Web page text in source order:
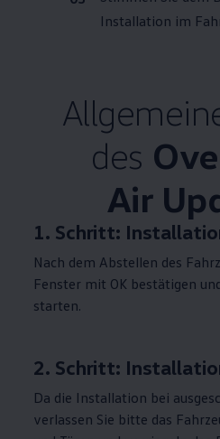
Installation im
des
Air
1. Schritt:
Nach dem Abstellen des
Fenster mit OK bestätigen
starten.
2. Schritt:
Da die Installation bei
verlassen Sie bitte das